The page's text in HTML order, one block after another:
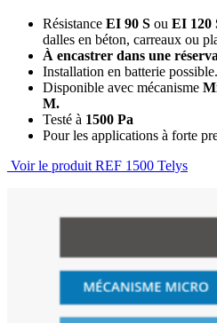
Résistance EI 90 S ou EI 120
dalles en béton, carreaux ou
À encastrer dans une
Installation en batterie possible.
Disponible avec mécanisme
M.
Testé à 1500 Pa
Pour les applications à forte
Voir le produit REF 1500 Telys